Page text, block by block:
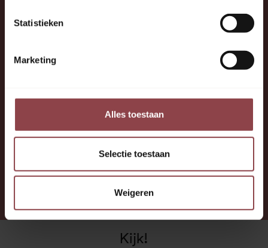
Statistieken
Marketing
Alles toestaan
Selectie toestaan
Weigeren
maar de manier waarop misschien nog wel
meer. Bij AFTER’S COOL helpen we je om
voortaan nieuwe uitdagingen met een
Kijk!